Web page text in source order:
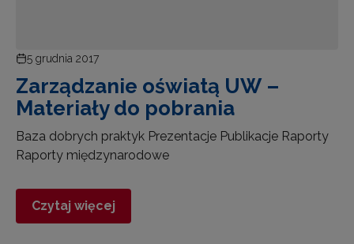
5 grudnia 2017
Zarządzanie oświatą UW –
Materiały do pobrania
Baza dobrych praktyk Prezentacje Publikacje Raporty
Raporty międzynarodowe
Czytaj więcej